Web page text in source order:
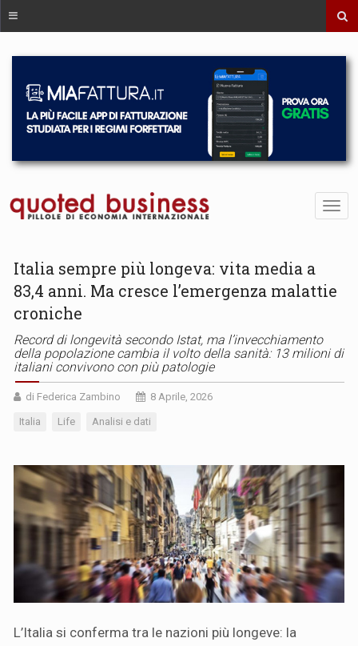
Italia sempre più longeva: vita media a
83,4 anni. Ma cresce l’emergenza malattie
croniche
Record di longevità secondo Istat, ma l’invecchiamento
della popolazione cambia il volto della sanità: 13 milioni di
italiani convivono con più patologie
di Federica Zambino 8 Aprile, 2026
Italia Life Analisi e dati
L’Italia si conferma tra le nazioni più longeve: la